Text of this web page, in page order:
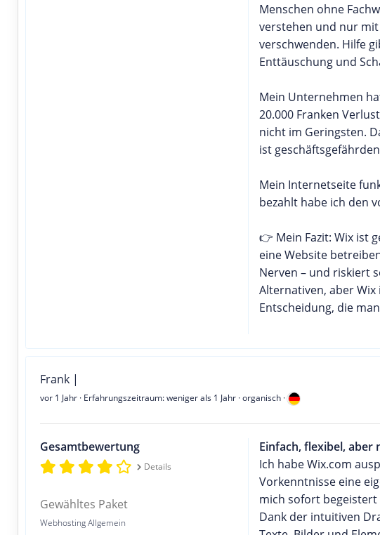
Menschen ohne
verstehen und nur
verschwenden. Hilfe
Enttäuschung und
Mein Unternehmen
20.000 Franken
nicht im Geringsten.
ist
Mein Internetseite
bezahlt habe ich den
👉 Mein Fazit: Wix ist
eine Website
Nerven – und riskiert
Alternativen, aber
Entscheidung, die
Frank |
vor 1 Jahr · Erfahrungszeitraum: weniger als 1 Jahr · organisch ·
Gesamtbewertung
Details
Gewähltes Paket
Webhosting Allgemein
Einfach, flexibel, aber
Ich habe Wix.com
Vorkenntnisse eine
mich sofort begeistert
Dank der intuitiven